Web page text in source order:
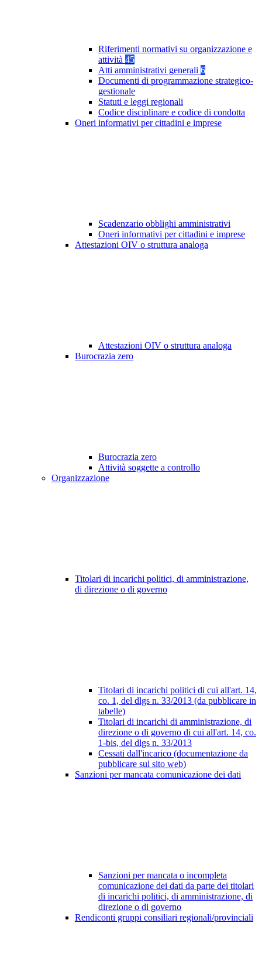
Riferimenti normativi su organizzazione e
attività 45
Atti amministrativi generali 6
Documenti di programmazione strategico-
gestionale
Statuti e leggi regionali
Codice disciplinare e codice di condotta
Oneri informativi per cittadini e imprese
Scadenzario obblighi amministrativi
Oneri informativi per cittadini e imprese
Attestazioni OIV o struttura analoga
Attestazioni OIV o struttura analoga
Burocrazia zero
Burocrazia zero
Attività soggette a controllo
Organizzazione
Titolari di incarichi politici, di amministrazione,
di direzione o di governo
Titolari di incarichi politici di cui all'art. 14,
co. 1, del dlgs n. 33/2013 (da pubblicare in
tabelle)
Titolari di incarichi di amministrazione, di
direzione o di governo di cui all'art. 14, co.
1-bis, del dlgs n. 33/2013
Cessati dall'incarico (documentazione da
pubblicare sul sito web)
Sanzioni per mancata comunicazione dei dati
Sanzioni per mancata o incompleta
comunicazione dei dati da parte dei titolari
di incarichi politici, di amministrazione, di
direzione o di governo
Rendiconti gruppi consiliari regionali/provinciali